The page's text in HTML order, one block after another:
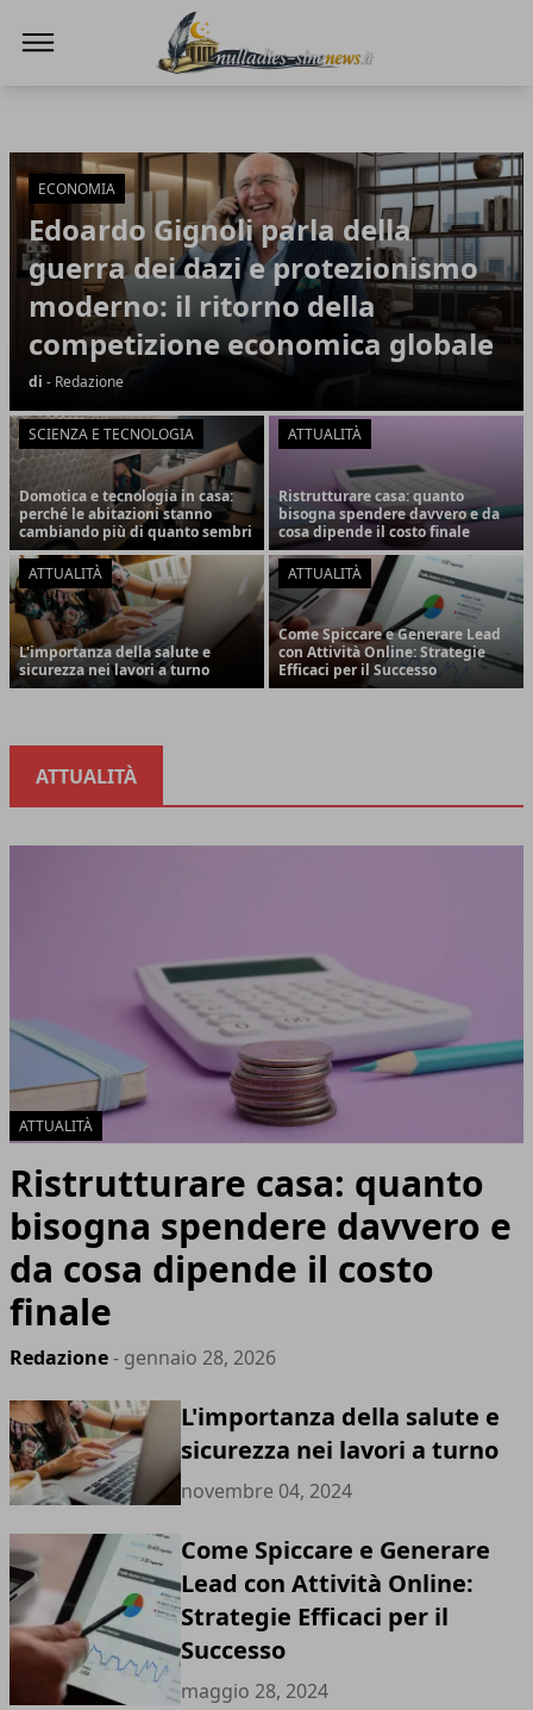
Articoli in Evidenza
ECONOMIA
Edoardo Gignoli parla della
guerra dei dazi e protezionismo
moderno: il ritorno della
competizione economica globale
di - Redazione
SCIENZA E TECNOLOGIA
Domotica e tecnologia in casa:
perché le abitazioni stanno
cambiando più di quanto sembri
ATTUALITÀ
Ristrutturare casa: quanto
bisogna spendere davvero e da
cosa dipende il costo finale
ATTUALITÀ
L'importanza della salute e
sicurezza nei lavori a turno
ATTUALITÀ
Come Spiccare e Generare Lead
con Attività Online: Strategie
Efficaci per il Successo
ATTUALITÀ
ATTUALITÀ
Ristrutturare casa: quanto
bisogna spendere davvero e
da cosa dipende il costo
finale
Redazione- gennaio 28, 2026
L'importanza della salute e
sicurezza nei lavori a turno
novembre 04, 2024
Come Spiccare e Generare
Lead con Attività Online:
Strategie Efficaci per il
Successo
maggio 28, 2024